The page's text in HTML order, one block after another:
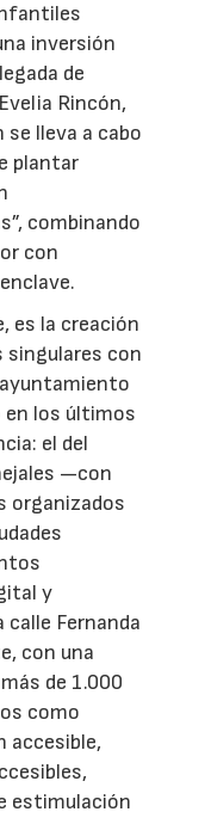
inversión
de
Rincón,
lleva a cabo
plantar
combinando
con
es la creación
singulares con
en los últimos
el del
—con
organizados
y
Fernanda
con una
de 1.000
como
accesible,
estimulación